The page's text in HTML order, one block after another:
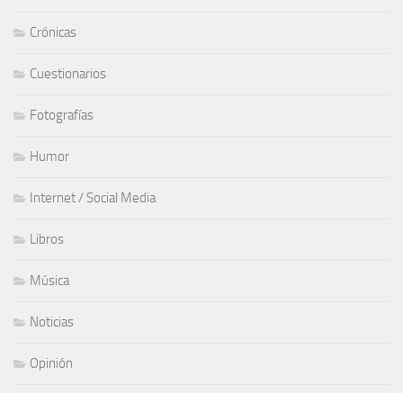
Crónicas
Cuestionarios
Fotografías
Humor
Internet / Social Media
Libros
Música
Noticias
Opinión